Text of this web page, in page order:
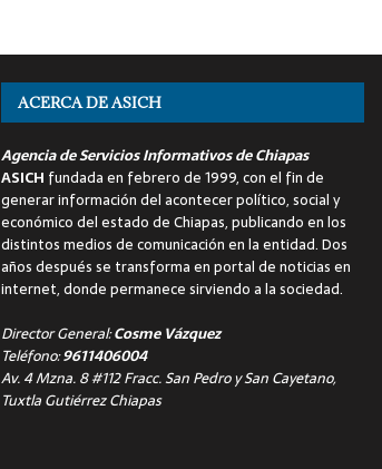
ACERCA DE ASICH
Agencia de Servicios Informativos de Chiapas
ASICH fundada en febrero de 1999, con el fin de
generar información del acontecer político, social y
económico del estado de Chiapas, publicando en los
distintos medios de comunicación en la entidad. Dos
años después se transforma en portal de noticias en
internet, donde permanece sirviendo a la sociedad.
Director General:Cosme Vázquez
Teléfono:9611406004
Av. 4 Mzna. 8 #112 Fracc. San Pedro y San Cayetano,
Tuxtla Gutiérrez Chiapas